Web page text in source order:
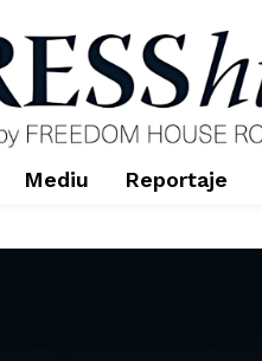
Mediu Reportaje